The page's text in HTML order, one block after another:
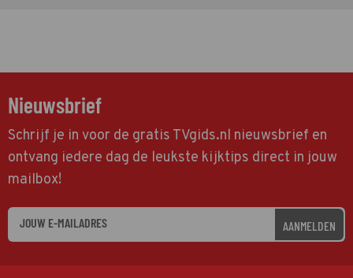
Nieuwsbrief
Schrijf je in voor de gratis TVgids.nl nieuwsbrief en
ontvang iedere dag de leukste kijktips direct in jouw
mailbox!
AANMELDEN